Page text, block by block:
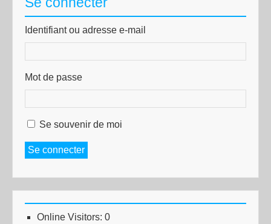
Identifiant ou adresse e-mail
Mot de passe
Se souvenir de moi
Se connecter
Online Visitors: 0